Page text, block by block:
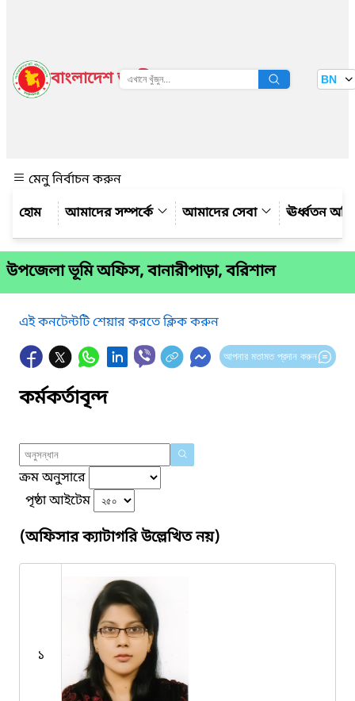
বাংলাদেশ জাতীয় তথ্য বাতায়ন BN
মেনু নির্বাচন করুন
আমাদের সম্পর্কে
আমাদের সেবা ঊর্ধ্বতন
উপজেলা ভূমি অফিস, বানারীপাড়া, বরিশাল
এই কনটেন্টটি শেয়ার করতে ক্লিক করুন
আপনার মতামত প্রদান করুন
কর্মকর্তাবৃন্দ
ক্রম অনুসারে
পৃষ্ঠা আইটেম
(অফিসার ক্যাটাগরি উল্লেখিত নয়)
১